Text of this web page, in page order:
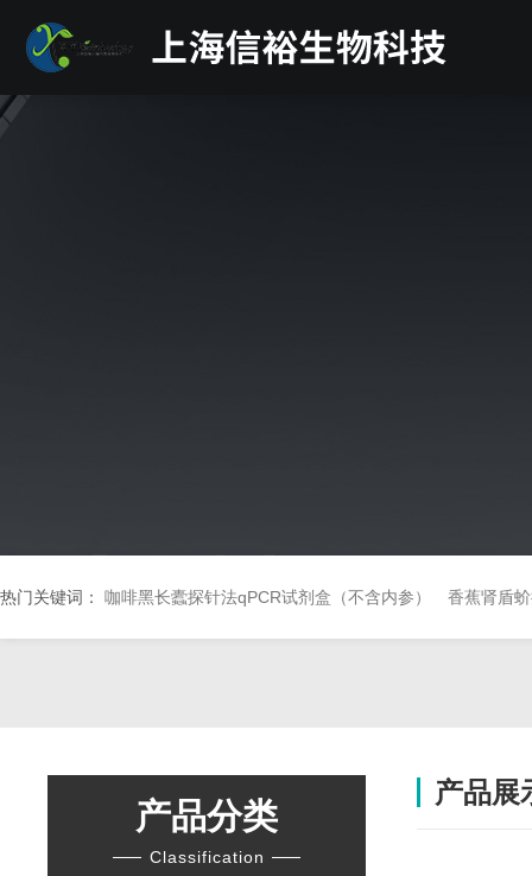
热门关键词： 咖啡黑长蠹探针法qPCR试剂盒（不含内参） 香蕉肾盾
产品分类
Classification
产品展